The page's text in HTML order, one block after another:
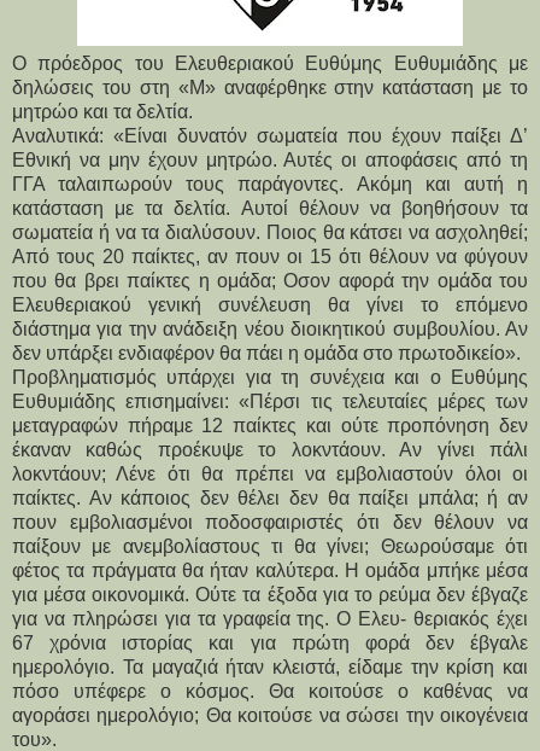
Ο πρόεδρος του Ελευθεριακού Ευθύμης Ευθυμιάδης με
δηλώσεις του στη «Μ» αναφέρθηκε στην κατάσταση με το
μητρώο και τα δελτία.
Αναλυτικά: «Είναι δυνατόν σωματεία που έχουν παίξει Δ’
Εθνική να μην έχουν μητρώο. Αυτές οι αποφάσεις από τη
ΓΓΑ ταλαιπωρούν τους παράγοντες. Ακόμη και αυτή η
κατάσταση με τα δελτία. Αυτοί θέλουν να βοηθήσουν τα
σωματεία ή να τα διαλύσουν. Ποιος θα κάτσει να ασχοληθεί;
Από τους 20 παίκτες, αν πουν οι 15 ότι θέλουν να φύγουν
που θα βρει παίκτες η ομάδα; Οσον αφορά την ομάδα του
Ελευθεριακού γενική συνέλευση θα γίνει το επόμενο
διάστημα για την ανάδειξη νέου διοικητικού συμβουλίου. Αν
δεν υπάρξει ενδιαφέρον θα πάει η ομάδα στο πρωτοδικείο».
Προβληματισμός υπάρχει για τη συνέχεια και ο Ευθύμης
Ευθυμιάδης επισημαίνει: «Πέρσι τις τελευταίες μέρες των
μεταγραφών πήραμε 12 παίκτες και ούτε προπόνηση δεν
έκαναν καθώς προέκυψε το λοκντάουν. Αν γίνει πάλι
λοκντάουν; Λένε ότι θα πρέπει να εμβολιαστούν όλοι οι
παίκτες. Αν κάποιος δεν θέλει δεν θα παίξει μπάλα; ή αν
πουν εμβολιασμένοι ποδοσφαιριστές ότι δεν θέλουν να
παίξουν με ανεμβολίαστους τι θα γίνει; Θεωρούσαμε ότι
φέτος τα πράγματα θα ήταν καλύτερα. Η ομάδα μπήκε μέσα
για μέσα οικονομικά. Ούτε τα έξοδα για το ρεύμα δεν έβγαζε
για να πληρώσει για τα γραφεία της. Ο Ελευ- θεριακός έχει
67 χρόνια ιστορίας και για πρώτη φορά δεν έβγαλε
ημερολόγιο. Τα μαγαζιά ήταν κλειστά, είδαμε την κρίση και
πόσο υπέφερε ο κόσμος. Θα κοιτούσε ο καθένας να
αγοράσει ημερολόγιο; Θα κοιτούσε να σώσει την οικογένεια
του».